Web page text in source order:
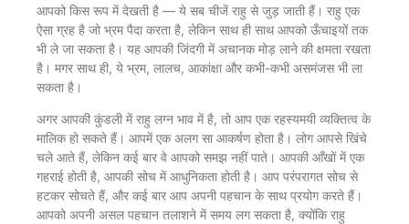
आपको किस रूप में देखती है — ये सब चीजें राहु से जुड़ जाती हैं। राहु एक
ऐसा ग्रह है जो भ्रम पैदा करता है, लेकिन साथ ही साथ आपको ऊँचाइयों तक
भी ले जा सकता है। यह आपकी जिंदगी में अचानक मोड़ लाने की क्षमता रखता
है। मगर साथ ही, ये भ्रम, लालच, आकांक्षा और कभी-कभी असमंजस भी ला
सकता है।
अगर आपकी कुंडली में राहु लग्न भाव में है, तो आप एक रहस्यमयी व्यक्तित्व के
मालिक हो सकते हैं। आपमें एक अलग सा आकर्षण होता है। लोग आपसे खिंचे
चले आते हैं, लेकिन कई बार वे आपको समझ नहीं पाते। आपकी आँखों में एक
गहराई होती है, आपकी सोच में आधुनिकता होती है। आप परंपरागत सोच से
हटकर सोचते हैं, और कई बार आप अपनी पहचान के साथ प्रयोग करते हैं।
आपको अपनी असल पहचान तलाशने में समय लग सकता है, क्योंकि राहु